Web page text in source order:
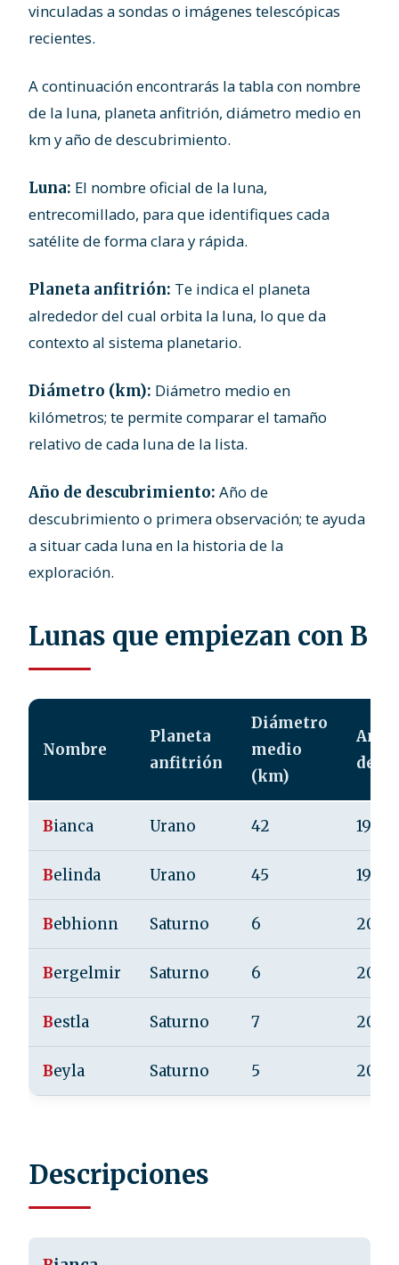
vinculadas a sondas o imágenes telescópicas
recientes.
A continuación encontrarás la tabla con nombre
de la luna, planeta anfitrión, diámetro medio en
km y año de descubrimiento.
Luna: El nombre oficial de la luna,
entrecomillado, para que identifiques cada
satélite de forma clara y rápida.
Planeta anfitrión: Te indica el planeta
alrededor del cual orbita la luna, lo que da
contexto al sistema planetario.
Diámetro (km): Diámetro medio en
kilómetros; te permite comparar el tamaño
relativo de cada luna de la lista.
Año de descubrimiento: Año de
descubrimiento o primera observación; te ayuda
a situar cada luna en la historia de la
exploración.
Lunas que empiezan con B
Nombre
Planeta
anfitrión
Diámetro
medio
(km)
Año
Bianca Urano 42 1986
Belinda Urano 45 1986
Bebhionn Saturno 6 2004
Bergelmir Saturno 6 2004
Bestla Saturno 7 2004
Beyla Saturno 5 2004
Descripciones